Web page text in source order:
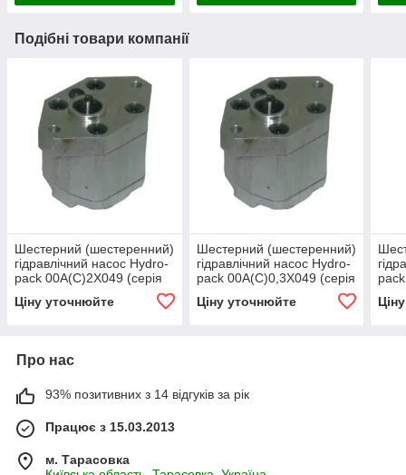
Подібні товари компанії
Шестерний (шестеренний)
гідравлічний насос Hydro-
pack 00A(C)2X049 (серія
Ціну уточнюйте
Шестерний (шестеренний)
гідравлічний насос Hydro-
pack 00A(C)0,3X049 (серія
Ціну уточнюйте
Про нас
93% позитивних з 14 відгуків за рік
Працює з 15.03.2013
м. Тарасовка